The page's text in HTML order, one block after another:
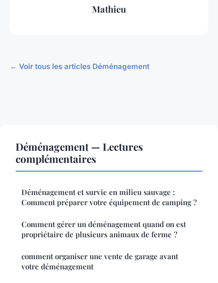
Mathieu
← Voir tous les articles Déménagement
Déménagement — Lectures
complémentaires
Déménagement et survie en milieu sauvage :
Comment préparer votre équipement de camping ?
Comment gérer un déménagement quand on est
propriétaire de plusieurs animaux de ferme ?
comment organiser une vente de garage avant
votre déménagement